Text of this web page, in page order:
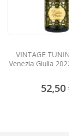
VINTAGE
Venezia Giulia
52,50